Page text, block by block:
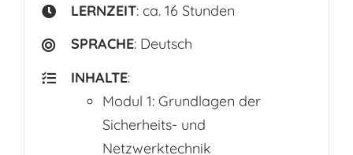
LERNZEIT: ca. 16 Stunden
SPRACHE: Deutsch
INHALTE:
Modul 1: Grundlagen der
Sicherheits- und
Netzwerktechnik